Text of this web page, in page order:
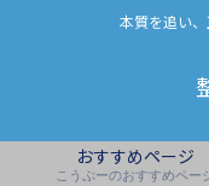
本質を追い、
おすすめページ
こうぷーのおすすめペー